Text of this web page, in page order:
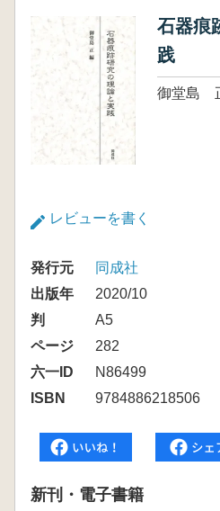
石器痕
践
御堂島
レビューを書く
発行元
同成社
出版年
2020/10
判
A5
ページ
282
六一ID
N86499
ISBN
9784886218506
新刊・電子書籍